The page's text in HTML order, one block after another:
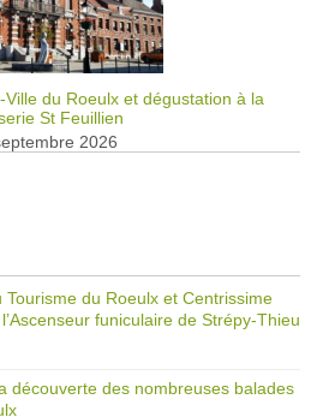
du Roeulx et dégustation à la
St Feuillien
2026
Tourisme du Roeulx et Centrissime
funiculaire de Strépy-Thieu
découverte des nombreuses balades